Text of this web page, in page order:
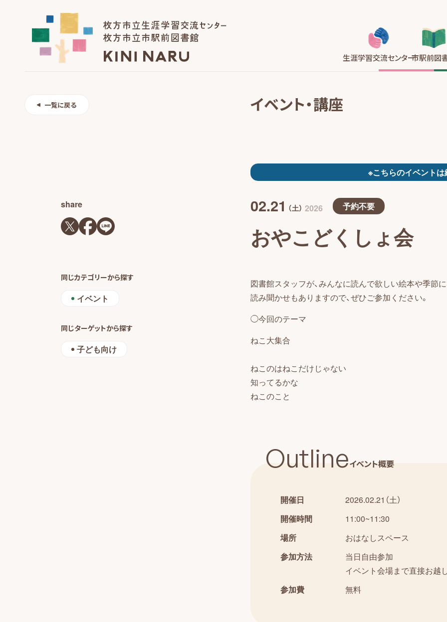
生涯学習交流センター市駅前図
一覧に戻る イベント・講座
share
同じカテゴリーから探す
イベント
同じターゲットから探す
子ども向け
※こちらのイベント
02.21 （土） 2026 予約不要
おやこどくしょ会
図書館スタッフが、みんなに読んで欲しい絵本や季節
読み聞かせもありますので、ぜひご参加ください。
◯今回のテーマ
ねこ大集合
ねこのはねこだけじゃない
知ってるかな
ねこのこと
Outlineイベント概要
開催日
2026.02.21（土）
開催時間
11:00~11:30
場所
おはなしスペース
参加方法
当日自由参加
イベント会場まで直接お越
参加費
無料